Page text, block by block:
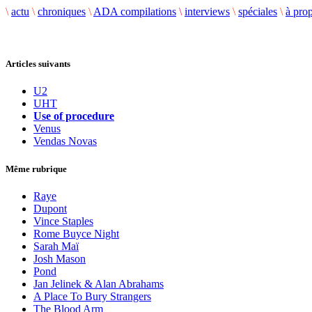
\ actu \ chroniques \ ADA compilations \ interviews \ spéciales \ à
Articles suivants
U2
UHT
Use of procedure
Venus
Vendas Novas
Même rubrique
Raye
Dupont
Vince Staples
Rome Buyce Night
Sarah Maï
Josh Mason
Pond
Jan Jelinek & Alan Abrahams
A Place To Bury Strangers
The Blood Arm